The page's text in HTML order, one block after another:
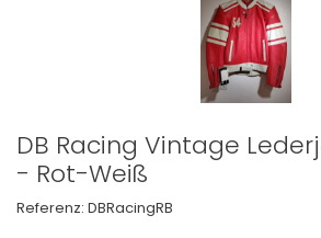
DB Racing Vintage
- Rot-Weiß
Referenz: DBRacingRB